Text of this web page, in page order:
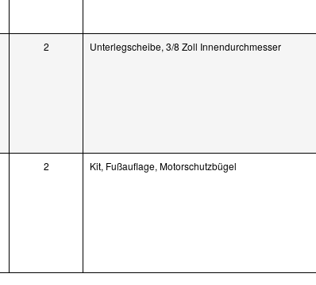
2 Unterlegscheibe, 3/8 Zoll Innendurchmesser
2 Kit, Fußauflage, Motorschutzbügel